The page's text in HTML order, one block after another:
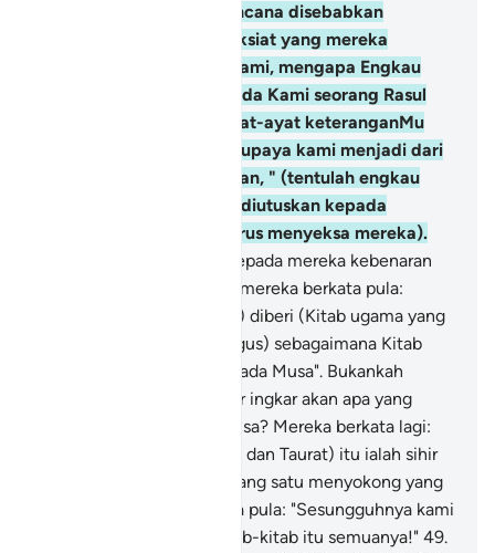
mereka ditimpa bala bencana disebabkan
perbuatan kufur dan maksiat yang mereka
lakukan: "Wahai Tuhan kami, mengapa Engkau
tidak mengutuskan kepada Kami seorang Rasul
supaya kami menurut ayat-ayat keteranganMu
(yang dibawanya), dan supaya kami menjadi dari
orang-orang yang beriman, " (tentulah engkau
wahai Muhammad tidak diutuskan kepada
mereka, bahkan Kami terus menyeksa mereka).
Maka ketika datang kepada mereka kebenaran
(Al-Quran) dari sisi Kami, mereka berkata pula:
"Hendaknya (Muhammad) diberi (Kitab ugama yang
diturunkan dengan sekaligus) sebagaimana Kitab
Taurat yang diberikan kepada Musa". Bukankah
mereka dahulu telah kufur ingkar akan apa yang
diberikan kepada Nabi Musa? Mereka berkata lagi:
"Kedua-duanya (Al-Quran dan Taurat) itu ialah sihir
yang saling membantu (yang satu menyokong yang
lain). "Dan mereka berkata pula: "Sesungguhnya kami
kufur ingkar terhadap Kitab-kitab itu semuanya!" 49.